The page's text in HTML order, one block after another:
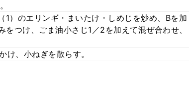
1）のエリンギ・まいたけ・しめじを炒め、Bを加
つけ、ごま油小さじ1／2を加えて混ぜ合わせ、
け、小ねぎを散らす。